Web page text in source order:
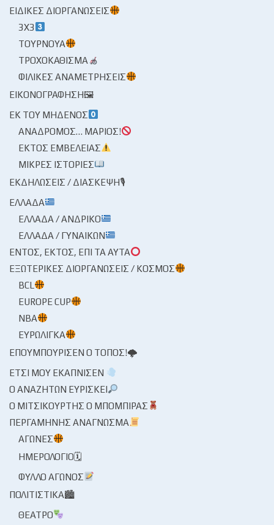
ΕΙΔΙΚΈΣ ΔΙΟΡΓΑΝΏΣΕΙΣ
3X3
ΤΟΥΡΝΟΥΆ
ΤΡΟΧΟΚΆΘΙΣΜΑ
ΦΙΛΙΚΈΣ ΑΝΑΜΕΤΡΉΣΕΙΣ
ΕΙΚΟΝΟΓΡΆΦΗΣΗ🖼
ΕΚ ΤΟΥ ΜΗΔΕΝΌΣ
ΑΝΆΔΡΟΜΟΣ… ΜΆΡΙΟΣ!
ΕΚΤΌΣ ΕΜΒΈΛΕΙΑΣ
ΜΙΚΡΈΣ ΙΣΤΟΡΊΕΣ
ΕΚΔΗΛΏΣΕΙΣ / ΔΙΆΣΚΕΨΗ🎙
ΕΛΛΆΔΑ
ΕΛΛΆΔΑ / ΑΝΔΡΙΚΌ
ΕΛΛΆΔΑ / ΓΥΝΑΙΚΏΝ
ΕΝΤΌΣ, ΕΚΤΌΣ, ΕΠΊ ΤΑ ΑΥΤΆ
ΕΞΩΤΕΡΙΚΈΣ ΔΙΟΡΓΑΝΏΣΕΙΣ / ΚΌΣΜΟΣ
BCL
EUROPE CUP
NBA
ΕΥΡΩΛΊΓΚΑ
ΕΠΟΥΜΠΟΎΡΙΣΕΝ Ο ΤΌΠΟΣ!🌩
ΈΤΣΙ ΜΟΥ ΕΚΆΠΝΙΣΕΝ
Ο ΑΝΑΖΗΤΏΝ ΕΥΡΊΣΚΕΙ
Ο ΜΙΤΣΙΚΟΥΡΤΉΣ Ο ΜΠΌΜΠΙΡΑΣ
ΠΕΡΓΑΜΗΝΉΣ ΑΝΆΓΝΩΣΜΑ
ΑΓΏΝΕΣ
ΗΜΕΡΟΛΌΓΙΟ🗓
ΦΎΛΛΟ ΑΓΏΝΟΣ
ΠΟΛΙΤΙΣΤΙΚΆ🏙
ΘΈΑΤΡΟ